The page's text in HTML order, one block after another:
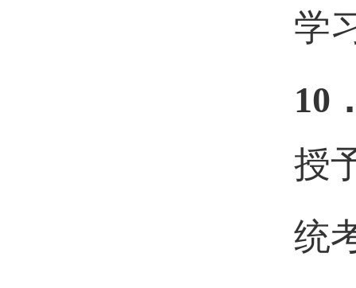
学
10
授
统